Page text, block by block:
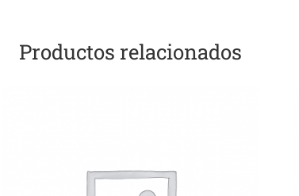
Productos relacionados